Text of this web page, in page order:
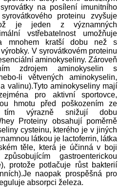
na posílení imunitního
proteinu zvyšuje
je jeden z významných
vstřebatelnost umožňuje
mnohem kratší dobu než s
V syrovátkovém proteinu
aminokyseliny. Zároveň
zdrojem aminokyselin s
li větvených aminokyselin,
valinu).Tyto aminokyseliny mají
pro aktivní sportovce,
hmotu před poškozením ze
výrazně snižují dobu
Proteiny obsahují poměrně
cysteinu, kterého je v jiných
látkou je lactoferrin, látka
těle, která je účinná v boji
gastroenterickou
protože potlačuje růst bakterií
naopak prospěšná pro
absorpci železa.